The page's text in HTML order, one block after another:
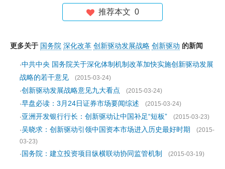
推荐本文 0
更多关于 国务院 深化改革 创新驱动发展战略 创新驱动 的新闻
·中共中央 国务院关于深化体制机制改革加快实施创新驱动发展
战略的若干意见
(2015-03-24)
·创新驱动发展战略意见九大看点
(2015-03-24)
·早盘必读：3月24日证券市场要闻综述
(2015-03-24)
·亚洲开发银行行长：创新驱动让中国补足“短板”
(2015-03-23)
·吴晓求：创新驱动引领中国资本市场进入历史最好时期
(2015-
03-23)
·国务院：建立投资项目纵横联动协同监管机制 (2015-03-19)